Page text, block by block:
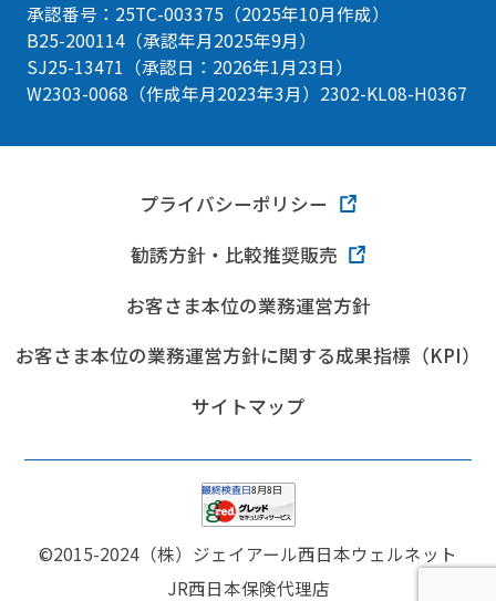
承認番号： 25TC-003375（2025年10月作成）
B25-200114（承認年月2025年9月）
SJ25-13471（承認日：2026年1月23日）
W2303-0068（作成年月2023年3月） 2302-KL08-H0367
プライバシーポリシー
勧誘方針・比較推奨販売
お客さま本位の業務運営方針
お客さま本位の業務運営方針に関する成果指標（KPI）
サイトマップ
©2015-2024（株）ジェイアール西日本ウェルネット
JR西日本保険代理店